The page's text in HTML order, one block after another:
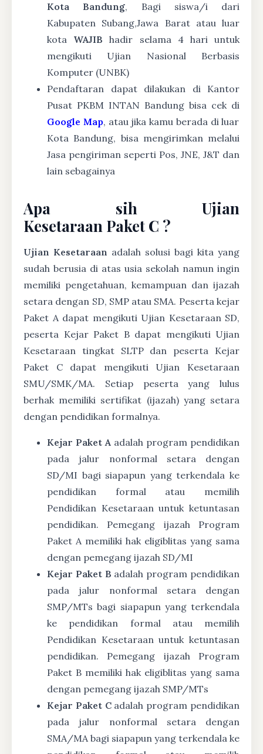
Kota Bandung, Bagi siswa/i dari
Kabupaten Subang,Jawa Barat atau luar
kota WAJIB hadir selama 4 hari untuk
mengikuti Ujian Nasional Berbasis
Komputer (UNBK)
Pendaftaran dapat dilakukan di Kantor
Pusat PKBM INTAN Bandung bisa cek di
Google Map, atau jika kamu berada di luar
Kota Bandung, bisa mengirimkan melalui
Jasa pengiriman seperti Pos, JNE, J&T dan
lain sebagainya
Apa sih Ujian
Kesetaraan Paket C ?
Ujian Kesetaraan adalah solusi bagi kita yang
sudah berusia di atas usia sekolah namun ingin
memiliki pengetahuan, kemampuan dan ijazah
setara dengan SD, SMP atau SMA. Peserta kejar
Paket A dapat mengikuti Ujian Kesetaraan SD,
peserta Kejar Paket B dapat mengikuti Ujian
Kesetaraan tingkat SLTP dan peserta Kejar
Paket C dapat mengikuti Ujian Kesetaraan
SMU/SMK/MA. Setiap peserta yang lulus
berhak memiliki sertifikat (ijazah) yang setara
dengan pendidikan formalnya.
Kejar Paket A adalah program pendidikan
pada jalur nonformal setara dengan
SD/MI bagi siapapun yang terkendala ke
pendidikan formal atau memilih
Pendidikan Kesetaraan untuk ketuntasan
pendidikan. Pemegang ijazah Program
Paket A memiliki hak eligiblitas yang sama
dengan pemegang ijazah SD/MI
Kejar Paket B adalah program pendidikan
pada jalur nonformal setara dengan
SMP/MTs bagi siapapun yang terkendala
ke pendidikan formal atau memilih
Pendidikan Kesetaraan untuk ketuntasan
pendidikan. Pemegang ijazah Program
Paket B memiliki hak eligiblitas yang sama
dengan pemegang ijazah SMP/MTs
Kejar Paket Cadalah program pendidikan
pada jalur nonformal setara dengan
SMA/MA bagi siapapun yang terkendala ke